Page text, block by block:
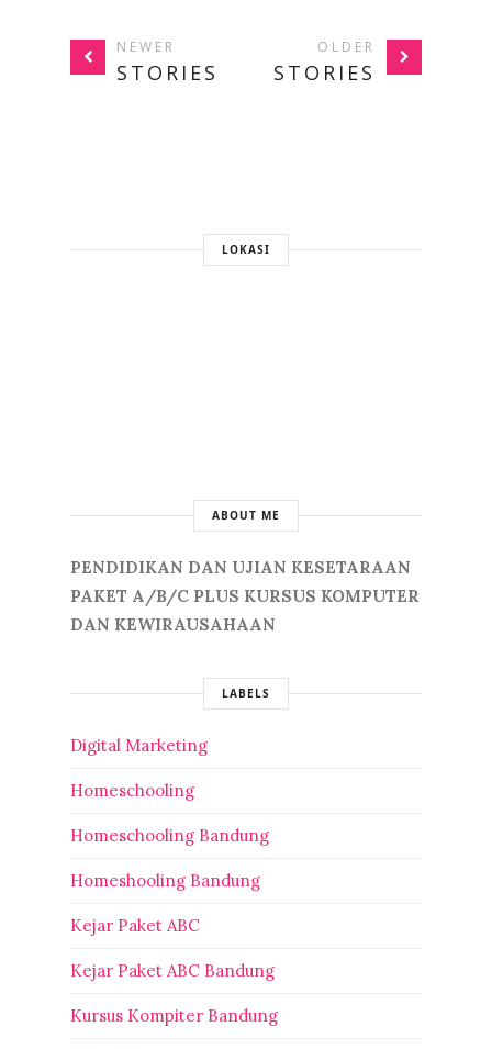
NEWER
STORIES
OLDER
STORIES
LOKASI
ABOUT ME
PENDIDIKAN DAN UJIAN KESETARAAN
PAKET A/B/C PLUS KURSUS KOMPUTER
DAN KEWIRAUSAHAAN
LABELS
Digital Marketing
Homeschooling
Homeschooling Bandung
Homeshooling Bandung
Kejar Paket ABC
Kejar Paket ABC Bandung
Kursus Kompiter Bandung